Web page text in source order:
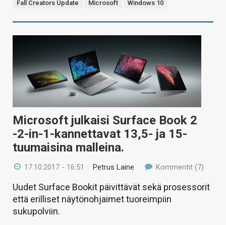
Fall Creators Update Microsoft Windows 10
Microsoft julkaisi Surface Book 2
-2-in-1-kannettavat 13,5- ja 15-
tuumaisina malleina.
17.10.2017 - 16:51 /Petrus Laine Kommentit (7)
Uudet Surface Bookit päivittävät sekä prosessorit
että erilliset näytönohjaimet tuoreimpiin
sukupolviin.